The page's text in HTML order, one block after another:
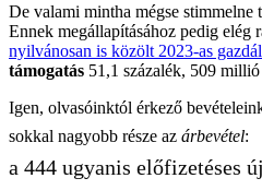
De valami mintha mégse stimmelne
Ennek megállapításához pedig elég
nyilvánosan is közölt 2023-as
támogatás 51,1 százalék, 509
Igen, olvasóinktól érkező
sokkal nagyobb része az árbevétel:
a 444 ugyanis előfizetéses